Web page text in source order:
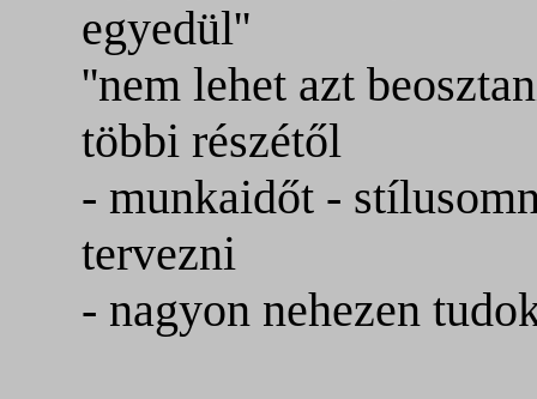
egyedül''
''nem lehet azt
többi részétől
- munkaidőt -
tervezni
- nagyon nehezen